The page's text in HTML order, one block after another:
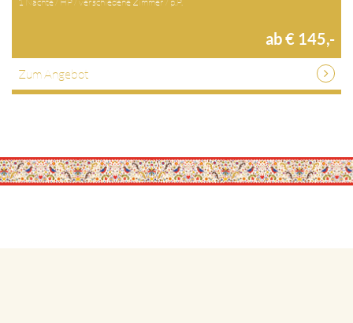
ab € 145,-
Zum Angebot